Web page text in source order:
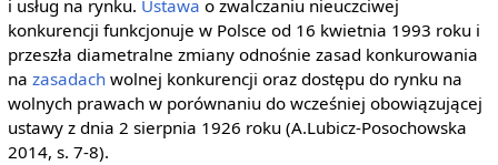
i usług na rynku. Ustawa o zwalczaniu nieuczciwej
konkurencji funkcjonuje w Polsce od 16 kwietnia 1993 roku i
przeszła diametralne zmiany odnośnie zasad konkurowania
na zasadachwolnej konkurencji oraz dostępu do rynku na
wolnych prawach w porównaniu do wcześniej obowiązującej
ustawy z dnia 2 sierpnia 1926 roku (A.Lubicz-Posochowska
2014, s. 7-8).